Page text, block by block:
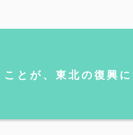
ことが、東北の復興